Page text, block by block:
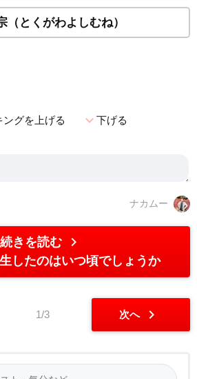
（とくがわよしむね）
ングを上げる expand_more下げる
ナカムー
続きを読む chevron_right
したのはいつ頃でしょうか
1/3 次へ chevron_right